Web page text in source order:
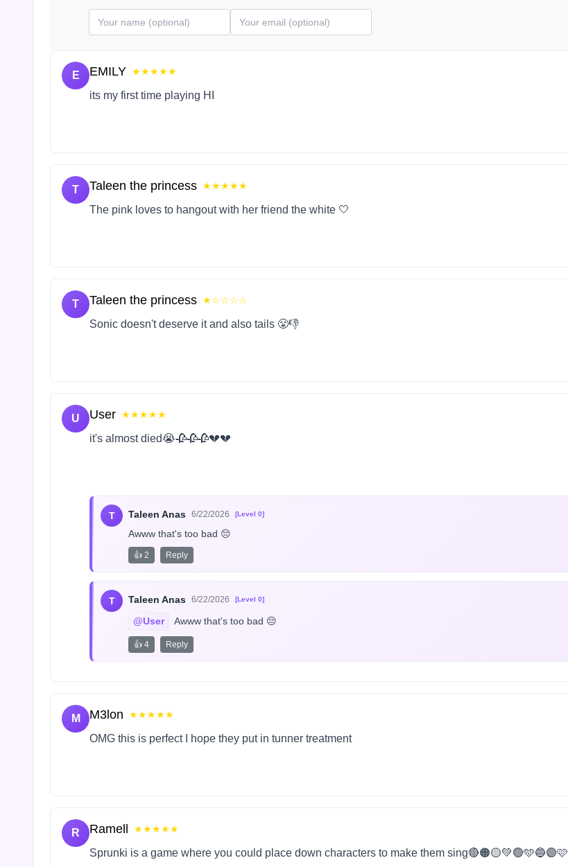
E EMILY ★★★★★
its my first time playing HI
T Taleen the princess ★★★★★
The pink loves to hangout with her friend the white 🤍
T Taleen the princess ★☆☆☆☆
Sonic doesn't deserve it and also tails 😤👎
U User ★★★★★
it's almost died😭🥀🥀🥀💔💔
T Taleen Anas 6/22/2026 [Level 0]
Awww that's too bad 😔
👍 2 Reply
T Taleen Anas 6/22/2026 [Level 0]
@User Awww that's too bad 😔
👍 4 Reply
M M3lon ★★★★★
OMG this is perfect I hope they put in tunner treatment
R Ramell ★★★★★
Sprunki is a game where you could place down characters to make them sing🔴🟠🟡💚🟢🩵🔵🟣🩷